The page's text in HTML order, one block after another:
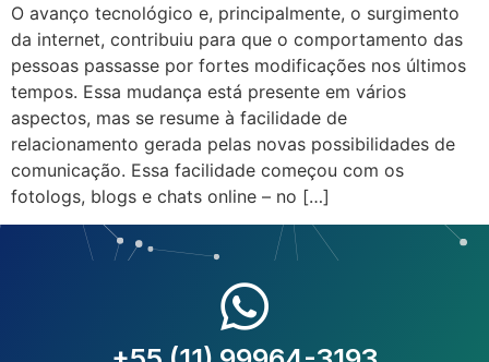
O avanço tecnológico e, principalmente, o surgimento
da internet, contribuiu para que o comportamento das
pessoas passasse por fortes modificações nos últimos
tempos. Essa mudança está presente em vários
aspectos, mas se resume à facilidade de
relacionamento gerada pelas novas possibilidades de
comunicação. Essa facilidade começou com os
fotologs, blogs e chats online – no […]